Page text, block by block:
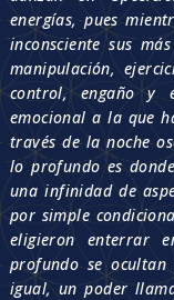
energías, pues
inconsciente sus
manipulación,
control, engaño y
emocional a la que
través de la noche
lo profundo es
una infinidad de
por simple
eligieron enterrar
profundo se
igual, un poder